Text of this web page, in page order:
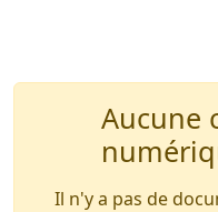
Aucune
Il n'y a pas de